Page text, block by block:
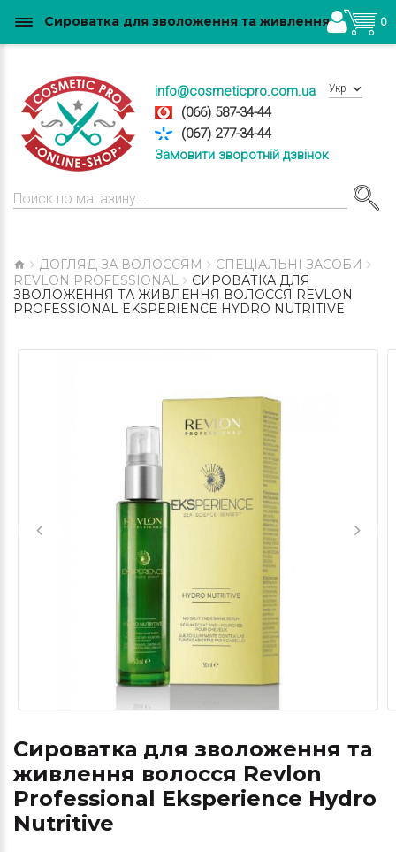
info@cosmeticpro.com.ua
(066) 587-34-44
(067) 277-34-44
Замовити зворотній дзвінок
Укр
0
ДОГЛЯД ЗА ВОЛОССЯМ
СПЕЦІАЛЬНІ ЗАСОБИ
REVLON PROFESSIONAL
СИРОВАТКА ДЛЯ
ЗВОЛОЖЕННЯ ТА ЖИВЛЕННЯ ВОЛОССЯ REVLON
PROFESSIONAL EKSPERIENCE HYDRO NUTRITIVE
Сироватка для зволоження та
живлення волосся Revlon
Professional Eksperience Hydro
Nutritive
Сироватка для зволоження та живлення волосся Revlon Professional Eksperience Hydro Nutritive купити в Україні